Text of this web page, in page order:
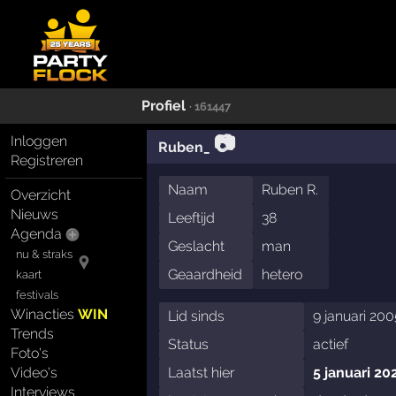
Profiel · 161447
Inloggen
Registreren
Overzicht
Nieuws
Agenda
nu & straks
kaart
festivals
WinactiesWIN
Trends
Foto's
Video's
Interviews
Ruben_ 📷
Naam
Ruben R.
Leeftijd
38
Geslacht
man
Geaardheid
hetero
Lid sinds
9 januari
Status
actief
Laatst hier
5 januari